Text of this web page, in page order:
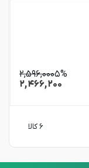
۲,۵۹۶,۰۰۰۵%
۲,۴۶۶,۲۰۰
۶ کالا